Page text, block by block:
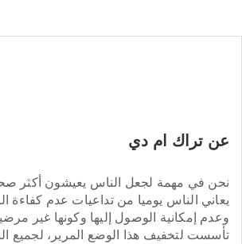
عن تراك ام دي
نحن في مهمة لجعل الناس يعيشون أكثر
يعاني الناس يوميا من تداعيات عدم كفاءة
وعدم إمكانية الوصول إليها وكونها غير
تأسست لتخفيف هذا الوضع المرير، لجميع